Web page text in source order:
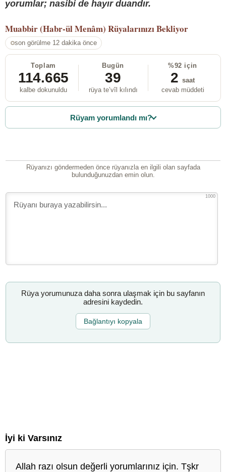
yorumlar; nasibi de hayır duandır.
Muabbir (Habr-ül Menâm) Rüyalarınızı Bekliyor
son görülme 12 dakika önce
Toplam
114.665
kalbe dokunuldu
Bugün
39
rüya te’vîl kılındı
%92 için
2 saat
cevab müddeti
Rüyam yorumlandı mı?
Rüyanızı göndermeden önce rüyanızla en ilgili olan sayfada
bulunduğunuzdan emin olun.
1000
Rüya yorumunuza daha sonra ulaşmak için bu sayfanın
adresini kaydedin.
Bağlantıyı kopyala
İyi ki Varsınız
Allah razı olsun değerli yorumlarınız için. Tşkr